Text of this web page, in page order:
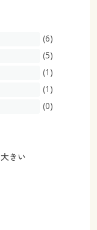
(6)
(5)
(1)
(1)
(0)
大きい